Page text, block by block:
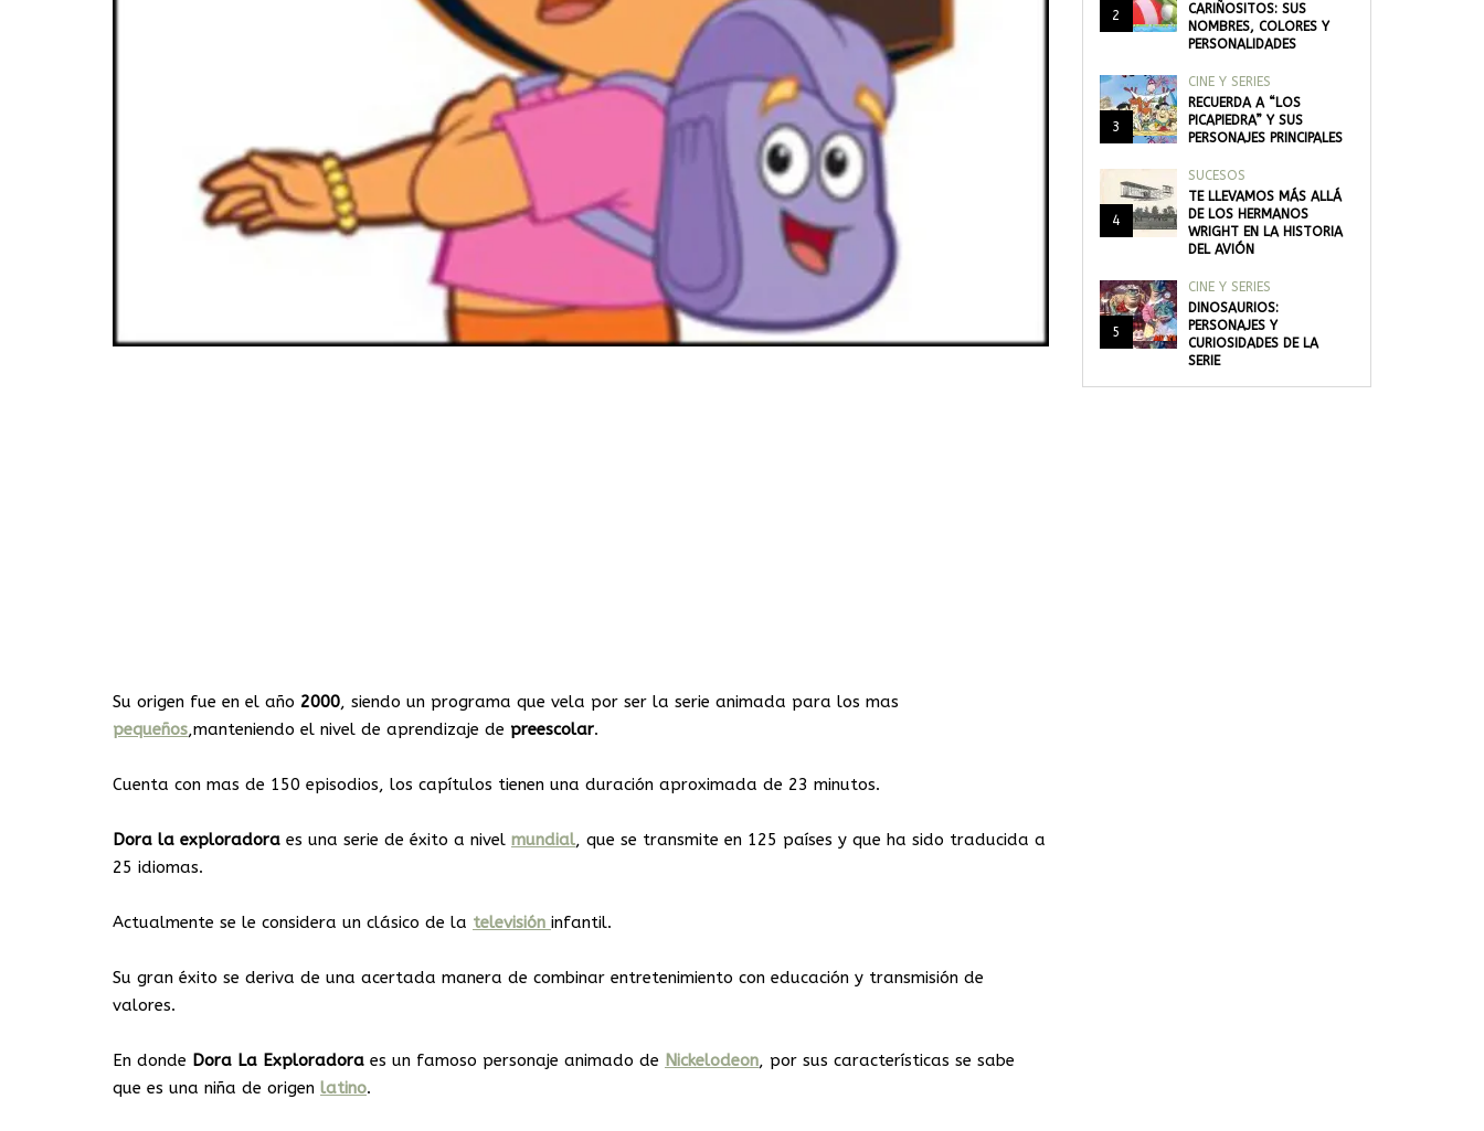
Su origen fue en el año 2000, siendo un programa que vela por ser la serie animada para los mas
pequeños,manteniendo el nivel de aprendizaje de preescolar.
Cuenta con mas de 150 episodios, los capítulos tienen una duración aproximada de 23 minutos.
Dora la exploradora es una serie de éxito a nivel mundial, que se transmite en 125 países y que ha sido traducida a
25 idiomas.
Actualmente se le considera un clásico de la televisión infantil.
Su gran éxito se deriva de una acertada manera de combinar entretenimiento con educación y transmisión de
valores.
En donde Dora La Exploradora es un famoso personaje animado de Nickelodeon, por sus características se sabe
que es una niña de origen latino.
2
CARIÑOSITOS: SUS
NOMBRES, COLORES Y
PERSONALIDADES
3
CINE Y SERIES
RECUERDA A “LOS
PICAPIEDRA” Y SUS
PERSONAJES PRINCIPALES
4
SUCESOS
TE LLEVAMOS MÁS ALLÁ
DE LOS HERMANOS
WRIGHT EN LA HISTORIA
DEL AVIÓN
5
CINE Y SERIES
DINOSAURIOS:
PERSONAJES Y
CURIOSIDADES DE LA
SERIE